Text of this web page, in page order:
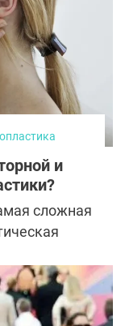
от
не в
и
сложная
не
более